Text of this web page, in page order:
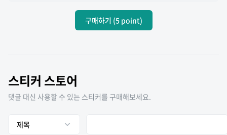
구매하기 (5 point)
스티커 스토어
댓글 대신 사용할 수 있는 스티커를 구매해보세요.